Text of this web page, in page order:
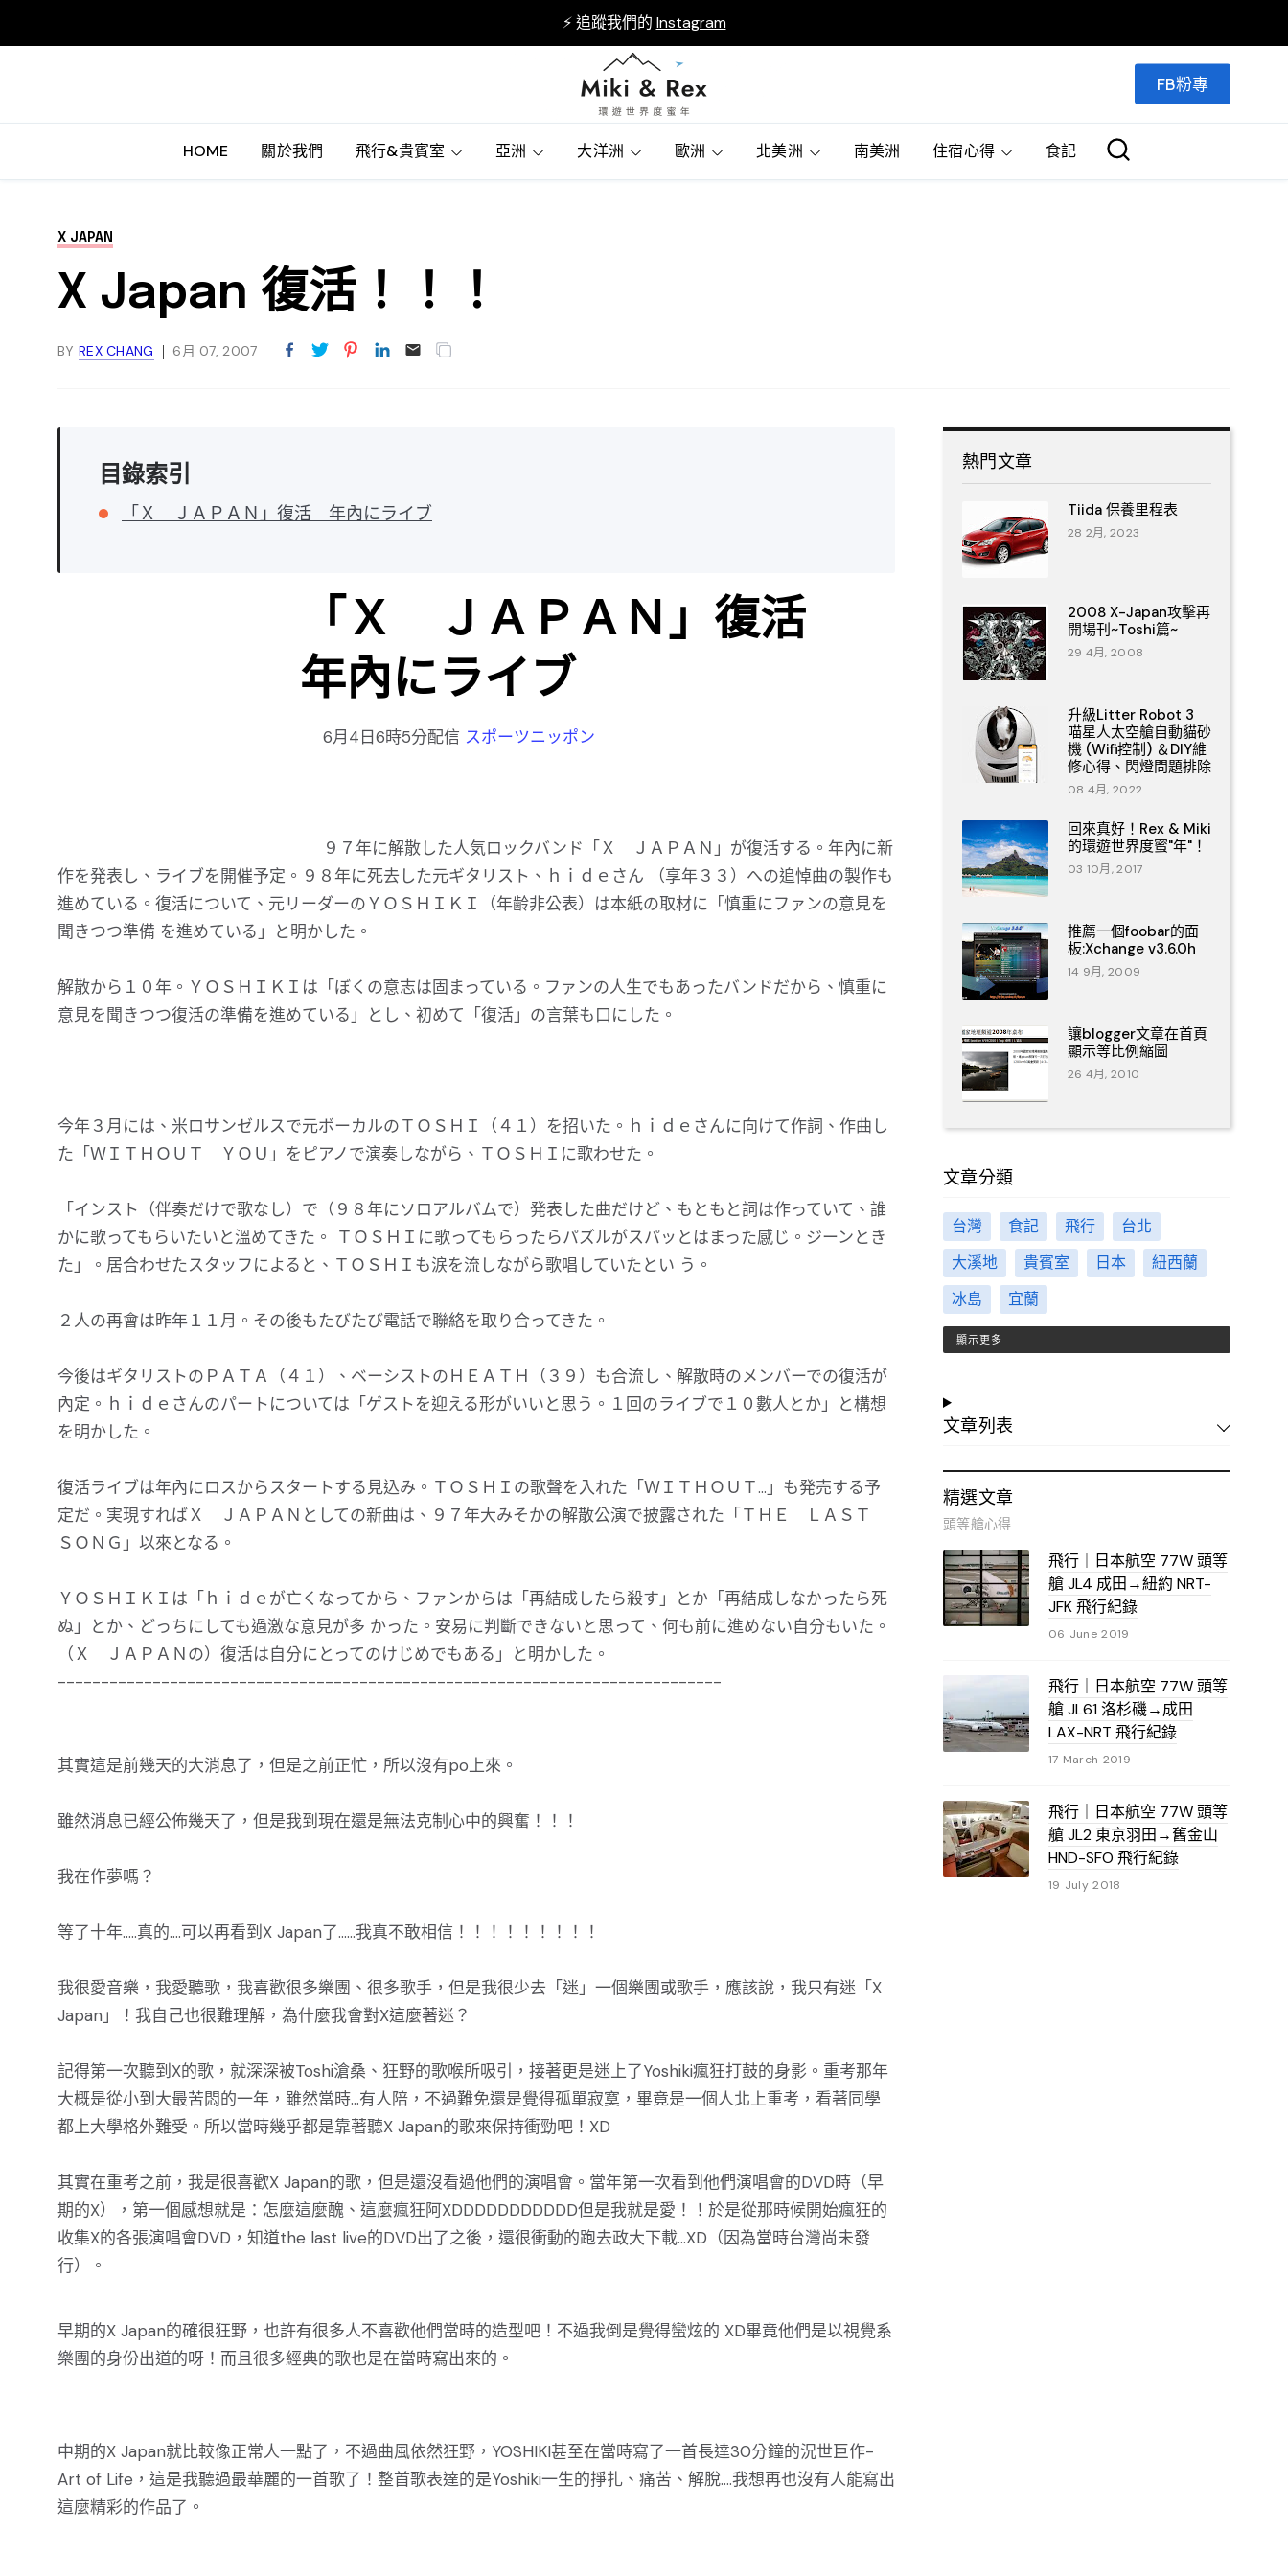
⚡ 追蹤我們的 Instagram
FB粉專
HOME 關於我們 飛行&貴賓室 亞洲 大洋洲 歐洲 北美洲 南美洲 住宿心得 食記
X JAPAN
X Japan 復活！！！
BY REX CHANG 6月 07, 2007
目錄索引
「Ｘ ＪＡＰＡＮ」復活 年內にライブ
「Ｘ ＪＡＰＡＮ」復活
年內にライブ
6月4日6時5分配信 スポーツニッポン
９７年に解散した人気ロックバンド「Ｘ ＪＡＰＡＮ」が復活する。年內に新
作を発表し、ライブを開催予定。９８年に死去した元ギタリスト、ｈｉｄｅさん （享年３３）への追悼曲の製作も
進めている。復活について、元リーダーのＹＯＳＨＩＫＩ（年齢非公表）は本紙の取材に「慎重にファンの意見を
聞きつつ準備 を進めている」と明かした。
解散から１０年。ＹＯＳＨＩＫＩは「ぼくの意志は固まっている。ファンの人生でもあったバンドだから、慎重に
意見を聞きつつ復活の準備を進めている」とし、初めて「復活」の言葉も口にした。
今年３月には、米ロサンゼルスで元ボーカルのＴＯＳＨＩ（４１）を招いた。ｈｉｄｅさんに向けて作詞、作曲し
た「ＷＩＴＨＯＵＴ ＹＯＵ」をピアノで演奏しながら、ＴＯＳＨＩに歌わせた。
「インスト（伴奏だけで歌なし）で（９８年にソロアルバムで）発表した曲だけど、もともと詞は作っていて、誰
かに歌ってもらいたいと溫めてきた。 ＴＯＳＨＩに歌ってもらったらパズルがスパッとはまった感じ。ジーンとき
た」。居合わせたスタッフによると、ＴＯＳＨＩも涙を流しながら歌唱していたとい う。
２人の再會は昨年１１月。その後もたびたび電話で聯絡を取り合ってきた。
今後はギタリストのＰＡＴＡ（４１）、ベーシストのＨＥＡＴＨ（３９）も合流し、解散時のメンバーでの復活が
內定。ｈｉｄｅさんのパートについては「ゲストを迎える形がいいと思う。１回のライブで１０數人とか」と構想
を明かした。
復活ライブは年內にロスからスタートする見込み。ＴＯＳＨＩの歌聲を入れた「ＷＩＴＨＯＵＴ…」も発売する予
定だ。実現すればＸ ＪＡＰＡＮとしての新曲は、９７年大みそかの解散公演で披露された「ＴＨＥ ＬＡＳＴ
ＳＯＮＧ」以來となる。
ＹＯＳＨＩＫＩは「ｈｉｄｅが亡くなってから、ファンからは「再結成したら殺す」とか「再結成しなかったら死
ぬ」とか、どっちにしても過激な意見が多 かった。安易に判斷できないと思って、何も前に進めない自分もいた。
（Ｘ ＪＡＰＡＮの）復活は自分にとってのけじめでもある」と明かした。
-----------------------------------------------------------------------------
其實這是前幾天的大消息了，但是之前正忙，所以沒有po上來。
雖然消息已經公佈幾天了，但是我到現在還是無法克制心中的興奮！！！
我在作夢嗎？
等了十年.....真的....可以再看到X Japan了......我真不敢相信！！！！！！！！！
我很愛音樂，我愛聽歌，我喜歡很多樂團、很多歌手，但是我很少去「迷」一個樂團或歌手，應該說，我只有迷「X
Japan」！我自己也很難理解，為什麼我會對X這麼著迷？
記得第一次聽到X的歌，就深深被Toshi滄桑、狂野的歌喉所吸引，接著更是迷上了Yoshiki瘋狂打鼓的身影。重考那年
大概是從小到大最苦悶的一年，雖然當時...有人陪，不過難免還是覺得孤單寂寞，畢竟是一個人北上重考，看著同學
都上大學格外難受。所以當時幾乎都是靠著聽X Japan的歌來保持衝勁吧！XD
其實在重考之前，我是很喜歡X Japan的歌，但是還沒看過他們的演唱會。當年第一次看到他們演唱會的DVD時（早
期的X），第一個感想就是：怎麼這麼醜、這麼瘋狂阿XDDDDDDDDDDD但是我就是愛！！於是從那時候開始瘋狂的
收集X的各張演唱會DVD，知道the last live的DVD出了之後，還很衝動的跑去政大下載...XD（因為當時台灣尚未發
行）。
早期的X Japan的確很狂野，也許有很多人不喜歡他們當時的造型吧！不過我倒是覺得蠻炫的 XD畢竟他們是以視覺系
樂團的身份出道的呀！而且很多經典的歌也是在當時寫出來的。
中期的X Japan就比較像正常人一點了，不過曲風依然狂野，YOSHIKI甚至在當時寫了一首長達30分鐘的況世巨作-
Art of Life，這是我聽過最華麗的一首歌了！整首歌表達的是Yoshiki一生的掙扎、痛苦、解脫....我想再也沒有人能寫出
這麼精彩的作品了。
熱門文章
Tiida 保養里程表
28 2月, 2023
2008 X-Japan攻擊再
開場刊~Toshi篇~
29 4月, 2008
升級Litter Robot 3
喵星人太空艙自動貓砂
機 (Wifi控制) ＆DIY維
修心得、閃燈問題排除
08 4月, 2022
回來真好！Rex & Miki
的環遊世界度蜜"年"！
03 10月, 2017
推薦一個foobar的面
板:Xchange v3.6.0h
14 9月, 2009
讓blogger文章在首頁
顯示等比例縮圖
26 4月, 2010
文章分類
台灣 食記 飛行
台北
大溪地
貴賓室 日本
紐西蘭
冰島
宜蘭
顯示更多
文章列表
精選文章
頭等艙心得
飛行｜日本航空 77W 頭等
艙 JL4 成田→紐約 NRT-
JFK 飛行紀錄
06 June 2019
飛行｜日本航空 77W 頭等
艙 JL61 洛杉磯→成田
LAX-NRT 飛行紀錄
17 March 2019
飛行｜日本航空 77W 頭等
艙 JL2 東京羽田→舊金山
HND-SFO 飛行紀錄
19 July 2018